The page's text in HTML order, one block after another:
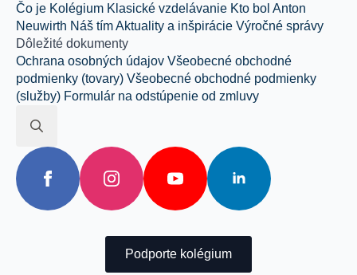
Čo je Kolégium Klasické vzdelávanie Kto bol Anton
Neuwirth Náš tímAktuality a inšpirácie Výročné správy
Dôležité dokumenty
Ochrana osobných údajov Všeobecné obchodné
podmienky (tovary) Všeobecné obchodné podmienky
(služby) Formulár na odstúpenie od zmluvy
Search
for:
Podporte kolégium